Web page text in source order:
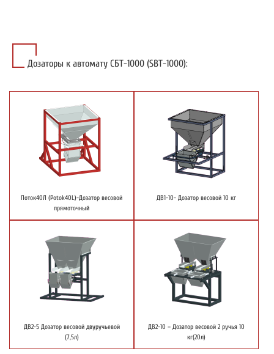
Дозаторы к автомату СБТ-1000 (SBT-1000):
Поток40Л (Potok40L)-Дозатор весовой
прямоточный
ДВ1-10- Дозатор весовой 10 кг
ДВ2-5 Дозатор весовой двуручьевой
(7,5л)
ДВ2-10 – Дозатор весовой 2 ручья 10
кг(20л)